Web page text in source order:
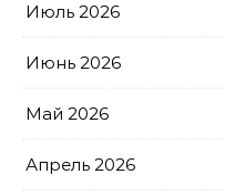
Июль 2026
Июнь 2026
Май 2026
Апрель 2026